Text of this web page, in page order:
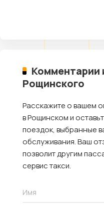
Комментарии
Рощинского
Расскажите о вашем
в Рощинском и
поездок, выбранные
обслуживания. Ваш
позволит другим
сервис такси.